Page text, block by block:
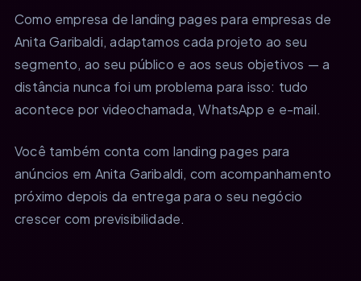
Como empresa de landing pages para empresas de
Anita Garibaldi, adaptamos cada projeto ao seu
segmento, ao seu público e aos seus objetivos — a
distância nunca foi um problema para isso: tudo
acontece por videochamada, WhatsApp e e-mail.
Você também conta com landing pages para
anúncios em Anita Garibaldi, com acompanhamento
próximo depois da entrega para o seu negócio
crescer com previsibilidade.